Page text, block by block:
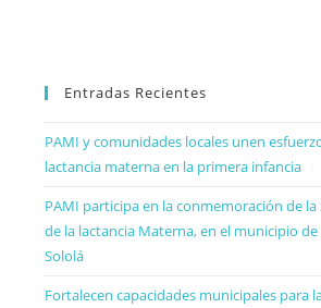
Entradas Recientes
PAMI y comunidades locales unen
lactancia materna en la primera infancia
PAMI participa en la conmemoración de
de la lactancia Materna, en el municipio
Sololá
Fortalecen capacidades municipales para